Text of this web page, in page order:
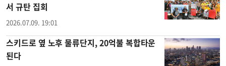
서 규탄 집회
2026.07.09. 19:01
스키드로 옆 노후 물류단지, 20억불 복합타운
된다